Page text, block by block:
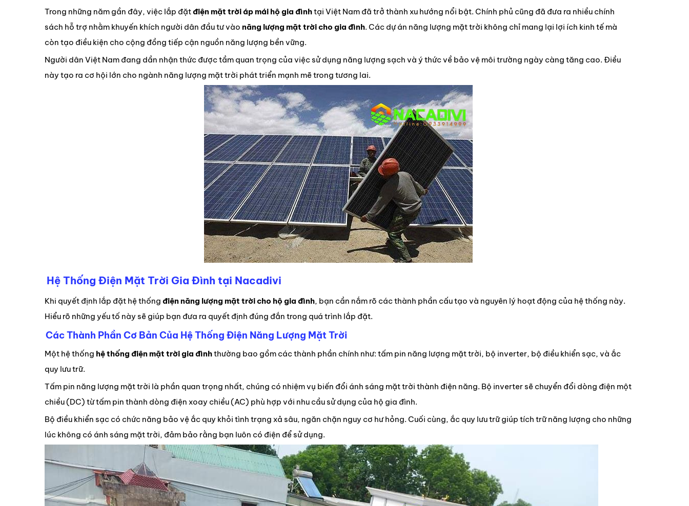
Trong những năm gần đây, việc lắp đặtđiện mặt trời áp mái hộ gia đìnhtại Việt Nam đã trở thành xu hướng nổi bật. Chính phủ cũng đã đưa ra nhiều chính
sách hỗ trợ nhằm khuyến khích người dân đầu tư vào năng lượng mặt trời cho gia đình. Các dự án năng lượng mặt trời không chỉ mang lại lợi ích kinh tế mà
còn tạo điều kiện cho cộng đồng tiếp cận nguồn năng lượng bền vững.
Người dân Việt Nam đang dần nhận thức được tầm quan trọng của việc sử dụng năng lượng sạch và ý thức về bảo vệ môi trường ngày càng tăng cao. Điều
này tạo ra cơ hội lớn cho ngành năng lượng mặt trời phát triển mạnh mẽ trong tương lai.
Hệ Thống Điện Mặt Trời Gia Đình tại Nacadivi
Khi quyết định lắp đặt hệ thống điện năng lượng mặt trời cho hộ gia đình, bạn cần nắm rõ các thành phần cấu tạo và nguyên lý hoạt động của hệ thống này.
Hiểu rõ những yếu tố này sẽ giúp bạn đưa ra quyết định đúng đắn trong quá trình lắp đặt.
Các Thành Phần Cơ Bản Của Hệ Thống Điện Năng Lượng Mặt Trời
Một hệ thống hệ thống điện mặt trời gia đìnhthường bao gồm các thành phần chính như: tấm pin năng lượng mặt trời, bộ inverter, bộ điều khiển sạc, và ắc
quy lưu trữ.
Tấm pin năng lượng mặt trời là phần quan trọng nhất, chúng có nhiệm vụ biến đổi ánh sáng mặt trời thành điện năng. Bộ inverter sẽ chuyển đổi dòng điện một
chiều (DC) từ tấm pin thành dòng điện xoay chiều (AC) phù hợp với nhu cầu sử dụng của hộ gia đình.
Bộ điều khiển sạc có chức năng bảo vệ ắc quy khỏi tình trạng xả sâu, ngăn chặn nguy cơ hư hỏng. Cuối cùng, ắc quy lưu trữ giúp tích trữ năng lượng cho những
lúc không có ánh sáng mặt trời, đảm bảo rằng bạn luôn có điện để sử dụng.